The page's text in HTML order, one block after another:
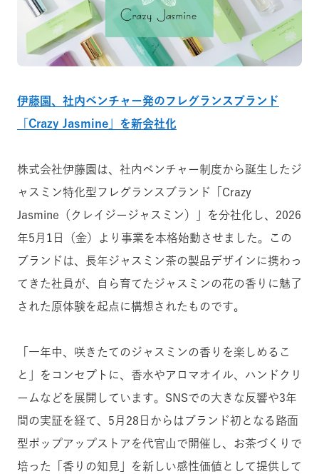
伊藤園、社内ベンチャー発のフレグランスブランド
「Crazy Jasmine」を新会社化
株式会社伊藤園は、社内ベンチャー制度から誕生したジ
ャスミン特化型フレグランスブランド「Crazy
Jasmine（クレイジージャスミン）」を分社化し、2026
年5月1日（金）より事業を本格始動させました。この
ブランドは、長年ジャスミン茶の製品デザインに携わっ
てきた社員が、自ら育てたジャスミンの花の香りに魅了
された原体験を起点に構想されたものです。
「一年中、咲きたてのジャスミンの香りを楽しめるこ
と」をコンセプトに、香水やアロマオイル、ハンドクリ
ームなどを展開しています。SNSでの大きな反響や3年
間の実証を経て、5月28日からはブランド初となる路面
型ポップアップストアを代官山で開催し、お茶づくりで
培った「香りの知見」を新しい感性価値として提供して